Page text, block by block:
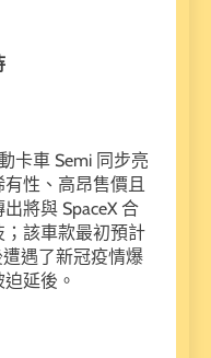
卡車 Semi 同步亮
性、高昂售價且
將與 SpaceX 合
該車款最初預計
遇了新冠疫情爆
延後。